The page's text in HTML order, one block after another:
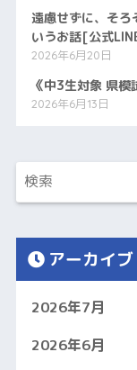
遠慮せずに、そろ
いうお話[公式
2026年6月20日
《中3生対象 県
2026年6月13日
アーカイブ
2026年7月
2026年6月